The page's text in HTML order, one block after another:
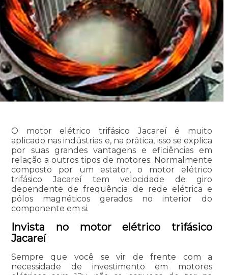
O motor elétrico trifásico Jacareí é muito
aplicado nas indústrias e, na prática, isso se explica
por suas grandes vantagens e eficiências em
relação a outros tipos de motores. Normalmente
composto por um estator, o motor elétrico
trifásico Jacareí tem velocidade de giro
dependente de frequência de rede elétrica e
pólos magnéticos gerados no interior do
componente em si.
Invista no motor elétrico trifásico
Jacareí
Sempre que você se vir de frente com a
necessidade de investimento em motores